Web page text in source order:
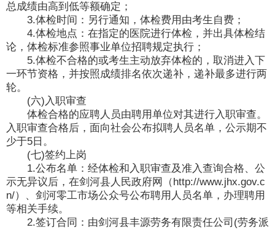
总成绩由高到低等额确定；
3.体检时间：另行通知，体检费用由考生自费；
4.体检地点：在指定的医院进行体检，并出具体检结
论，体检标准参照事业单位招聘规定执行；
5.体检不合格的或考生主动放弃体检的，取消进入下
一环节资格，并按照成绩排名依次递补，递补最多进行两
轮。
(六)入职审查
体检合格的应聘人员由聘用单位对其进行入职审查。
入职审查合格后，面向社会公布拟聘人员名单，公示期不
少于5日。
(七)签约上岗
1.公布名单：经体检和入职审查及准入查询合格、公
示无异议后，在剑河县人民政府网（http://www.jhx.gov.c
n/）、剑河零工市场公众号公布聘用人员名单，办理聘用
等相关手续。
2.签订合同：由剑河县丰源劳务有限责任公司(劳务派